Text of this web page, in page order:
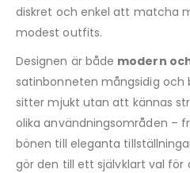
diskret och enkel att matcha
modest outfits.
Designen är både modern
satinbonneten mångsidig och
sitter mjukt utan att kännas
olika användningsområden –
bönen till eleganta
gör den till ett självklart val för